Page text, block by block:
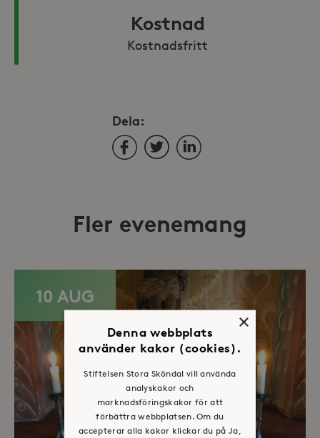
Kostnad
Kostnadsfritt
Dela:
FacebookTwitterLinkedIn
Fler evenemang
10 AUG
×
Denna webbplats
använder kakor (cookies).
Stiftelsen Stora Sköndal vill använda
analyskakor och
marknadsföringskakor för att
förbättra webbplatsen. Om du
accepterar alla kakor klickar du på Ja,